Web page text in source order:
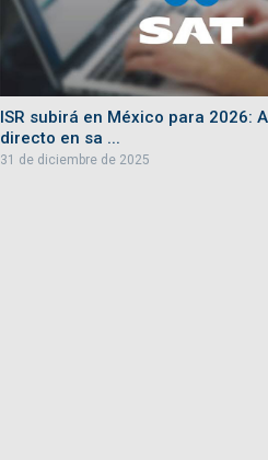
ISR subirá en México para 2026:
directo en sa ...
31 de diciembre de 2025